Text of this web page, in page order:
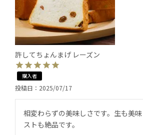
許してちょんまげ レーズン
購入者
投稿日 2025/07/17
相変わらずの美味しさです。生も美